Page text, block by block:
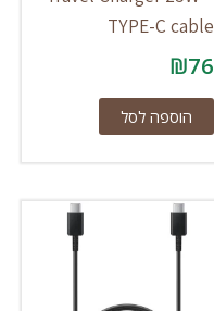
TYPE-C cable
₪76
הוספה לסל